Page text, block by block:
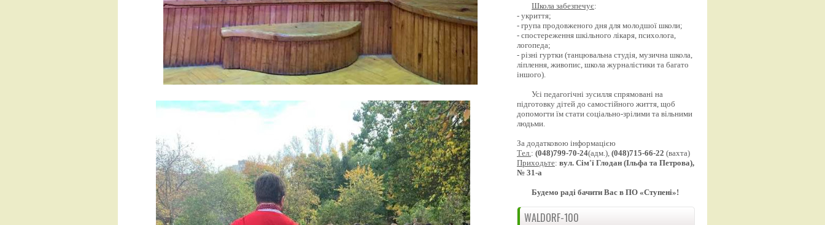
Школа забезпечує:
- укриття;
- група продовженого дня для молодшої школи;
- спостереження шкільного лікаря, психолога,
логопеда;
- різні гуртки (танцювальна студія, музична школа,
ліплення, живопис, школа журналістики та багато
іншого).
Усі педагогічні зусилля спрямовані на
підготовку дітей до самостійного життя, щоб
допомогти їм стати соціально-зрілими та вільними
людьми.
За додатковою інформацією
Тел. : (048)799-70-24(адм.), (048)715-66-22 (вахта)
Приходьте: вул. Сім'ї Глодан (Ільфа та Петрова),
№ 31-а
Будемо раді бачити Вас в ПО «Ступені»!
WALDORF-100